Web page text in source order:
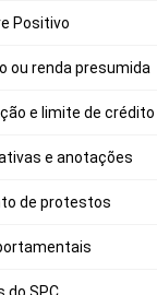
Positivo
ou renda presumida
e limite de crédito
e anotações
de protestos